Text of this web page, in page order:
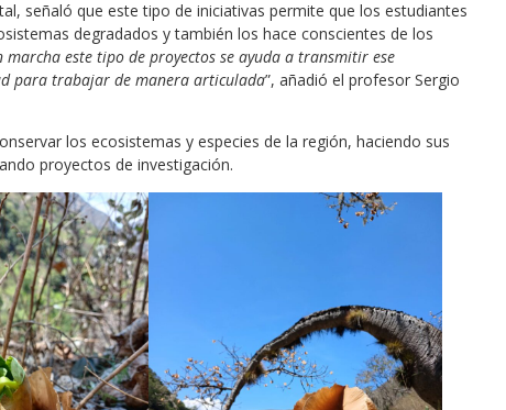
señaló que este tipo de iniciativas permite que los estudiantes
degradados y también los hace conscientes de los
marcha este tipo de proyectos se ayuda a transmitir ese
para trabajar de manera articulada”, añadió el profesor Sergio
los ecosistemas y especies de la región, haciendo sus
proyectos de investigación.